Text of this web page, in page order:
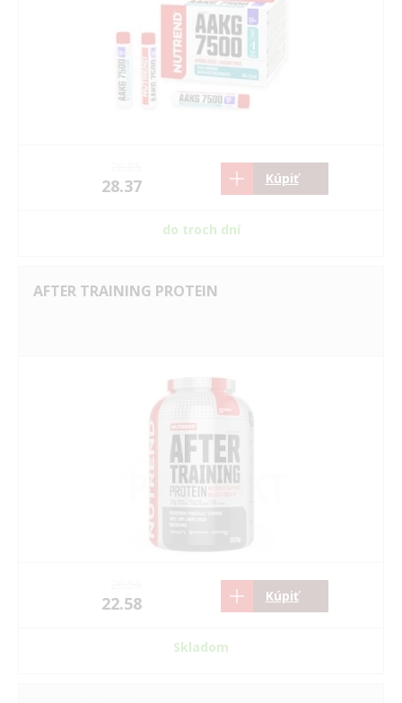
28.37 Kúpiť
do troch dní
AFTER TRAINING PROTEIN
22.58 Kúpiť
Skladom